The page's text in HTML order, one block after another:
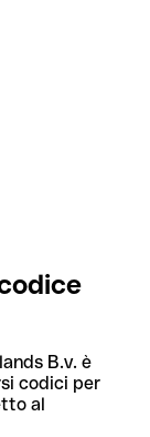
B.v. è
codici per
al